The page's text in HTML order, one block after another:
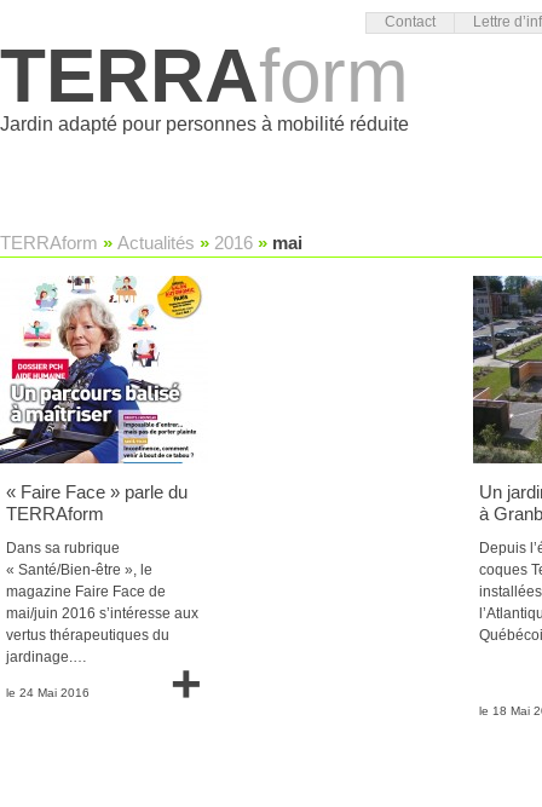
Contact Lettre
TERRAform
Jardin adapté pour personnes à mobilité réduite
TERRAform » Actualités » 2016 » mai
« Faire Face » parle du
TERRAform
Dans sa rubrique
« Santé/Bien-être », le
magazine Faire Face de
mai/juin 2016 s’intéresse aux
vertus thérapeutiques du
jardinage.…
le 24 Mai 2016 +
Un
à
Depuis
coques
le 18 Mai